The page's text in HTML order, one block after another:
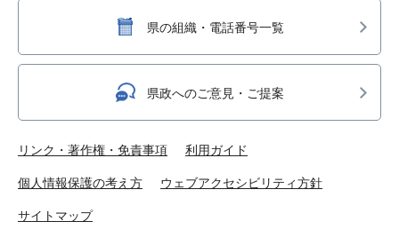
県の組織・電話番号一覧
県政へのご意見・ご提案
リンク・著作権・免責事項 利用ガイド
個人情報保護の考え方 ウェブアクセシビリティ方針
サイトマップ